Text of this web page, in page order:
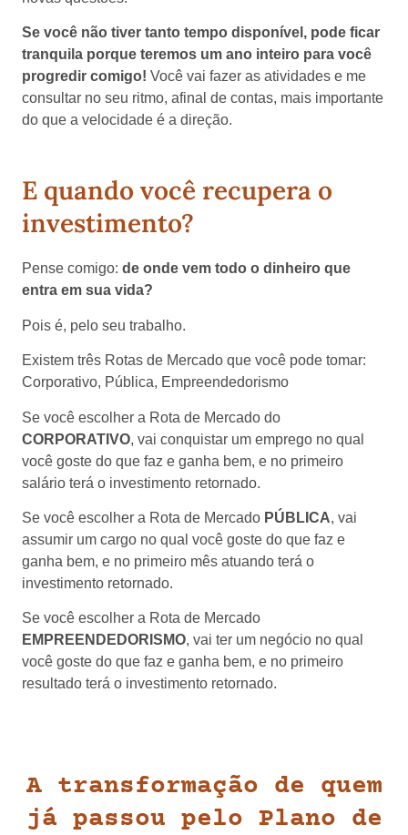
Se você não tiver tanto tempo disponível, pode ficar
tranquila porque teremos um ano inteiro para você
progredir comigo! Você vai fazer as atividades e me
consultar no seu ritmo, afinal de contas, mais importante
do que a velocidade é a direção.
E quando você recupera o
investimento?
Pense comigo: de onde vem todo o dinheiro que
entra em sua vida?
Pois é, pelo seu trabalho.
Existem três Rotas de Mercado que você pode tomar:
Corporativo, Pública, Empreendedorismo
Se você escolher a Rota de Mercado do
CORPORATIVO, vai conquistar um emprego no qual
você goste do que faz e ganha bem, e no primeiro
salário terá o investimento retornado.
Se você escolher a Rota de Mercado PÚBLICA, vai
assumir um cargo no qual você goste do que faz e
ganha bem, e no primeiro mês atuando terá o
investimento retornado.
Se você escolher a Rota de Mercado
EMPREENDEDORISMO, vai ter um negócio no qual
você goste do que faz e ganha bem, e no primeiro
resultado terá o investimento retornado.
A transformação de quem
já passou pelo Plano de